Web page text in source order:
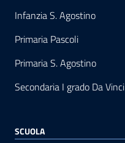
Infanzia S. Agostino
Primaria Pascoli
Primaria S. Agostino
Secondaria I grado Da Vinci
SCUOLA